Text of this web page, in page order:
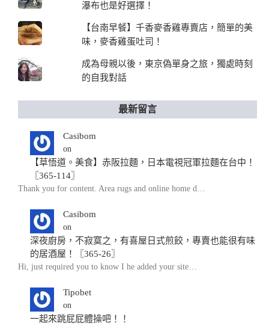
瀑布也是好選擇！
【台南早餐】千香麥香雞專賣店，簡單的美
味，麥香雞蛋吐司！
成為母親以後，東京偽單身之旅，獨處時刻
的自我對話
最新留言
Casibom
on
【草悟道。美食】赤阪拉麵，日本電視冠軍拉麵在台中！
〖365-114〗
Thank you for content. Area rugs and online home d…
Casibom
on
深夜廚房，不寂寞之，有喜屋日式煎餃，專賣也能很有味
的居酒屋！〖365-26〗
Hi, just required you to know I he added your site…
Tipobet
on
一起來跳屁屁體操吧！！